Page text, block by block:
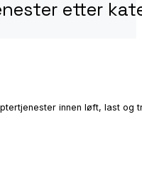
etter
innen løft, last og